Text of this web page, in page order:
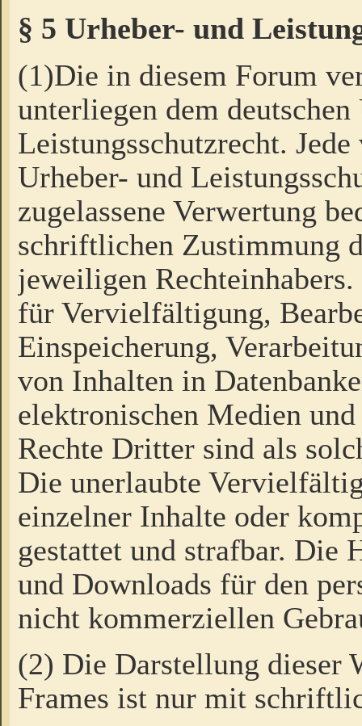
§ 5 Urheber- und
(1)Die in diesem Forum
unterliegen dem
Leistungsschutzrecht.
Urheber- und
zugelassene Verwertung
schriftlichen Zustimmung
jeweiligen
für Vervielfältigung,
Einspeicherung,
von Inhalten in
elektronischen Medien
Rechte Dritter sind als
Die unerlaubte
einzelner Inhalte oder
gestattet und strafbar. Die
und Downloads für den
nicht kommerziellen
(2) Die Darstellung dieser
Frames ist nur mit